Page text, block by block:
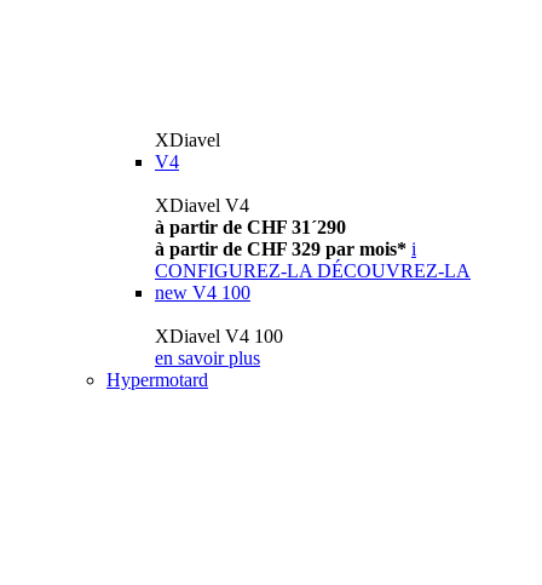
XDiavel
V4
XDiavel V4
à partir de CHF 31´290
à partir de CHF 329 par mois* i
CONFIGUREZ-LA DÉCOUVREZ-LA
new V4 100
XDiavel V4 100
en savoir plus
Hypermotard